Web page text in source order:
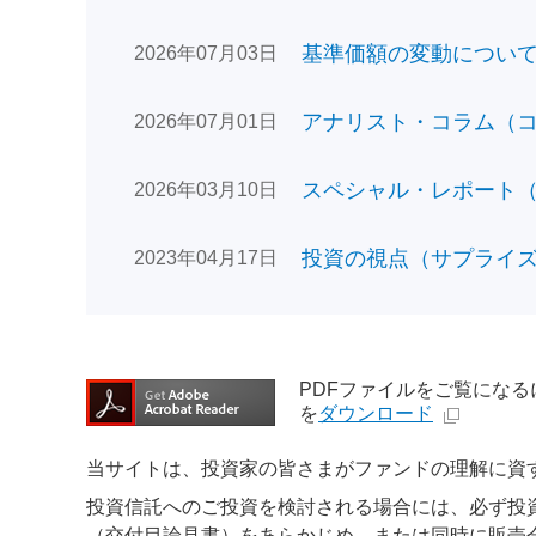
2026年07月03日 基準価額の変動につい
2026年07月01日 アナリスト・コラム（
2026年03月10日 スペシャル・レポート
2023年04月17日 投資の視点（サプライ
PDFファイルをご覧にな
をダウンロード
当サイトは、投資家の皆さまがファンドの理解に
投資信託へのご投資を検討される場合には、必ず